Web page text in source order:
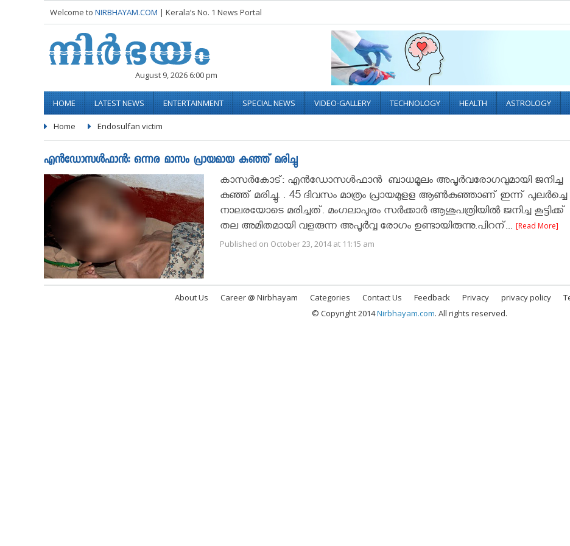
Welcome to NIRBHAYAM.COM | Kerala’s No. 1 News Portal
August 9, 2026 6:00 pm
HOME LATEST NEWS ENTERTAINMENT SPECIAL NEWS VIDEO-GALLERY TECHNOLOGY HEALTH ASTROLOGY
Home Endosulfan victim
എന്‍ഡോസള്‍ഫാന്‍: ഒന്നര മാസം പ്രായമായ കുഞ്ഞ് മരിച്ചു
കാസര്‍കോട്: എന്‍ഡോസള്‍ഫാന്‍ ബാധമൂലം അപൂര്‍വരോഗവുമായി ജനിച്ച
കുഞ്ഞ് മരിച്ചു. . 45 ദിവസം മാത്രം പ്രായമുളള ആൺകുഞ്ഞാണ് ഇന്ന് പുലർച്ചെ
നാലരയോടെ മരിച്ചത്. മംഗലാപുരം സർക്കാർ ആശുപത്രിയിൽ ജനിച്ച കൂട്ടിക്ക്
തല അമിതമായി വളരുന്ന അപൂർവ്വ രോഗം ഉണ്ടായിരുന്നു.പിറന്... [Read More]
Published on October 23, 2014 at 11:15 am
About Us Career @ Nirbhayam Categories Contact Us Feedback Privacy privacy policy
© Copyright 2014Nirbhayam.com. All rights reserved.